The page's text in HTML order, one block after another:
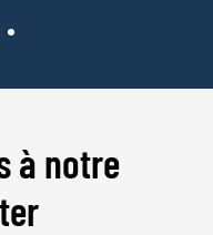
à notre